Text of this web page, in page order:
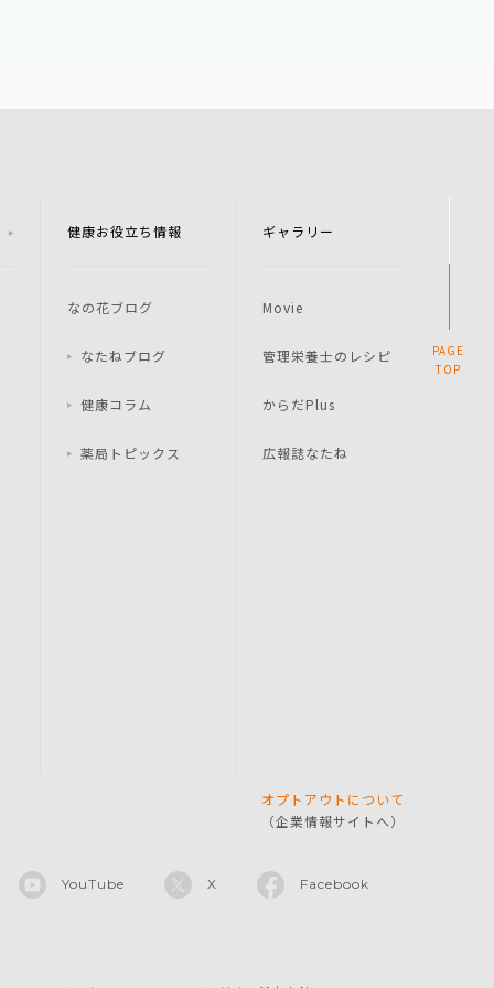
健康お役立ち情報
なの花ブログ
なたねブログ
健康コラム
薬局トピックス
ギャラリー
Movie
管理栄養士のレシピ
からだPlus
広報誌なたね
オプトアウトについて
（企業情報サイトへ）
YouTube X Facebook
PAGE
TOP